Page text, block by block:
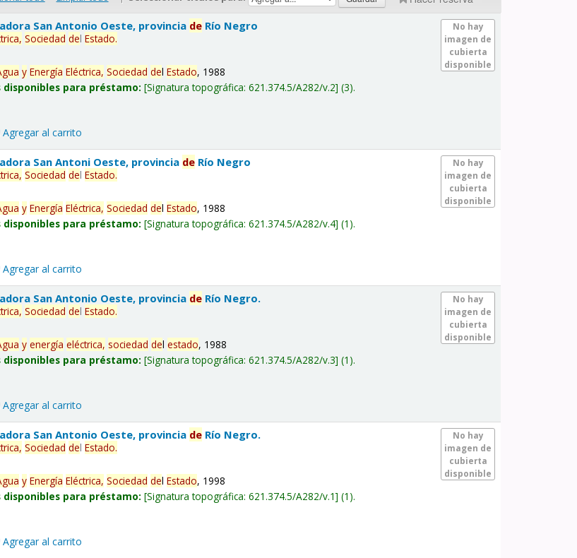
No hay
imagen de
cubierta
disponible
San Antonio Oeste, provincia de Río Negro
Sociedad delEstado.
y Energía Eléctrica, Sociedad delEstado, 1988
disponibles para préstamo: Signatura topográfica:621.374.5/A282/v.2 (3).
Agregar al carrito
No hay
imagen de
cubierta
disponible
San Antoni Oeste, provincia de Río Negro
Sociedad delEstado.
y Energía Eléctrica, Sociedad delEstado, 1988
disponibles para préstamo: Signatura topográfica:621.374.5/A282/v.4 (1).
Agregar al carrito
No hay
imagen de
cubierta
disponible
San Antonio Oeste, provincia de Río Negro.
Sociedad delEstado.
y energía eléctrica, sociedad delestado, 1988
disponibles para préstamo: Signatura topográfica:621.374.5/A282/v.3 (1).
Agregar al carrito
No hay
imagen de
cubierta
disponible
San Antonio Oeste, provincia de Río Negro.
Sociedad delEstado.
y Energía Eléctrica, Sociedad delEstado, 1998
disponibles para préstamo: Signatura topográfica:621.374.5/A282/v.1 (1).
Agregar al carrito